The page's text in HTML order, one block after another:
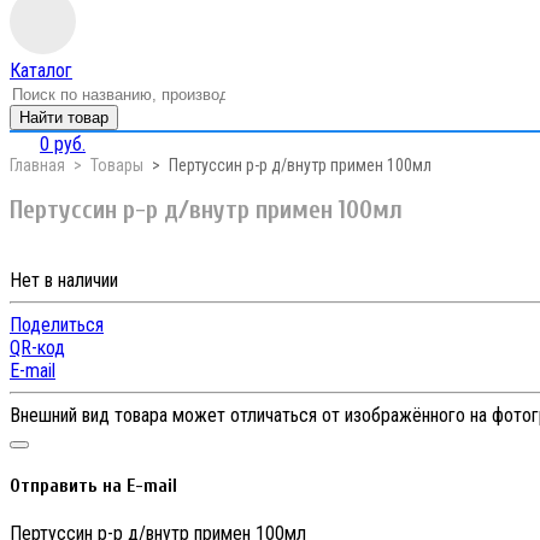
Каталог
Найти товар
0 руб.
Главная Товары Пертуссин р-р д/внутр примен 100мл
Пертуссин р-р д/внутр примен 100мл
Нет в наличии
Поделиться
QR-код
E-mail
Внешний вид товара может отличаться от изображённого на
Отправить на E-mail
Пертуссин р-р д/внутр примен 100мл